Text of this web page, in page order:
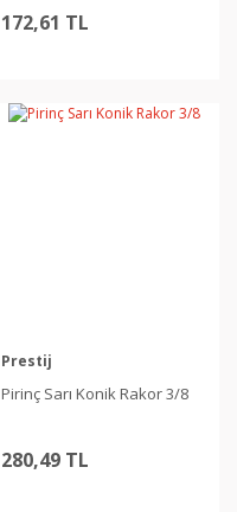
172,61 TL
Prestij
Pirinç Sarı Konik Rakor 3/8
280,49 TL